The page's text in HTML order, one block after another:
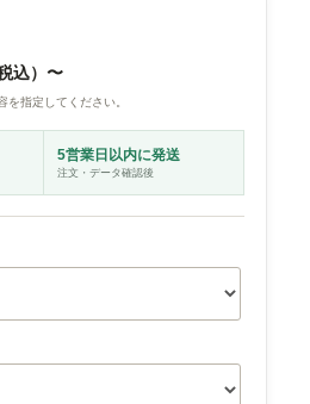
込）〜
を指定してください。
5営業日以内に発送
注文・データ確認後